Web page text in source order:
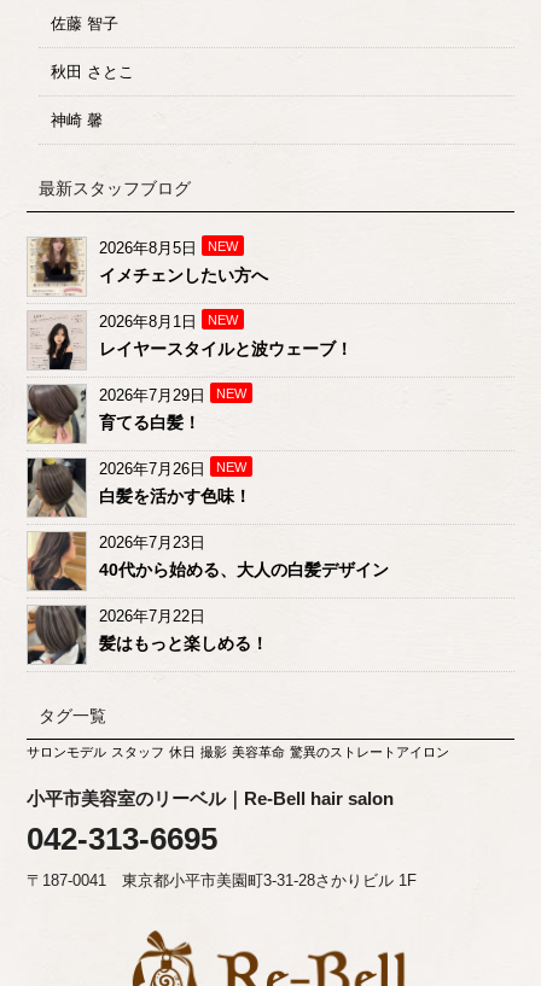
佐藤 智子
秋田 さとこ
神崎 馨
最新スタッフブログ
2026年8月5日 NEW
イメチェンしたい方へ
2026年8月1日 NEW
レイヤースタイルと波ウェーブ！
2026年7月29日 NEW
育てる白髪！
2026年7月26日 NEW
白髪を活かす色味！
2026年7月23日
40代から始める、大人の白髪デザイン
2026年7月22日
髪はもっと楽しめる！
タグ一覧
サロンモデル スタッフ 休日 撮影 美容革命 驚異のストレートアイロン
小平市美容室のリーベル｜Re-Bell hair salon
042-313-6695
〒187-0041 東京都小平市美園町3-31-28さかりビル 1F